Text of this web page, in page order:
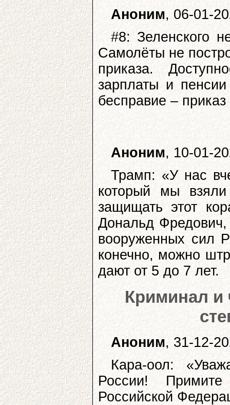
Аноним, 06-01-
#8: Зеленского
Самолёты не
приказа.
зарплаты и
бесправие – приказ
Аноним, 10-01-
Трамп: «У нас
который мы
защищать этот
Дональд Фредович,
вооруженных сил
конечно, можно
дают от 5 до 7 лет.
Криминал и
Аноним, 31-12-
Кара-оол:
России!
Российской